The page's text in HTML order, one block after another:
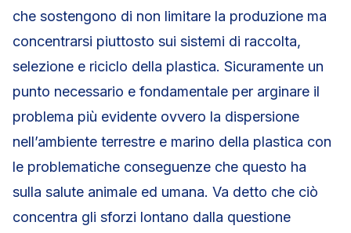
che sostengono di non limitare la produzione ma
concentrarsi piuttosto sui sistemi di raccolta,
selezione e riciclo della plastica. Sicuramente un
punto necessario e fondamentale per arginare il
problema più evidente ovvero la dispersione
nell’ambiente terrestre e marino della plastica con
le problematiche conseguenze che questo ha
sulla salute animale ed umana. Va detto che ciò
concentra gli sforzi lontano dalla questione